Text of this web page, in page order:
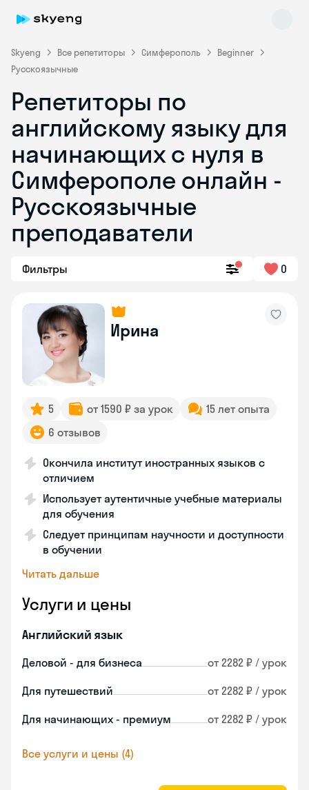
Skyeng Все репетиторы Симферополь
Beginner
Русскоязычные
Репетиторы по
английскому языку для
начинающих с нуля в
Симферополе онлайн -
Русскоязычные
преподаватели
Фильтры 0
Ирина
5 от 1590 ₽ за урок
15 лет опыта
6 отзывов
Окончила институт иностранных языков с
отличием
Использует аутентичные учебные материалы
для обучения
Следует принципам научности и доступности
в обучении
Читать дальше
Услуги и цены
Английский язык
Деловой - для бизнеса от 2282 ₽ / урок
Для путешествий от 2282 ₽ / урок
Для начинающих - премиум от 2282 ₽ / урок
Все услуги и цены (4)
Skyeng Chat
online